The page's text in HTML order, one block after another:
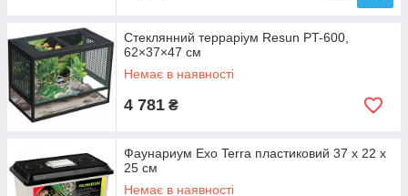
Стеклянний терраріум Resun PT-600,
62×37×47 см
Немає в наявності
4 781 ₴
Фаунариум Exo Terra пластиковий 37 x 22 x
25 см
Немає в наявності